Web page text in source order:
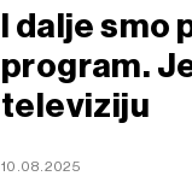
I dalje smo
program.
televiziju
10.08.2025